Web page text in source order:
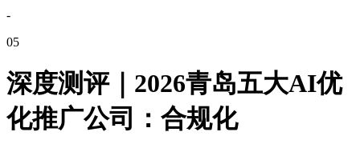
-
05
深度测评｜2026青岛五大AI优
化推广公司：合规化